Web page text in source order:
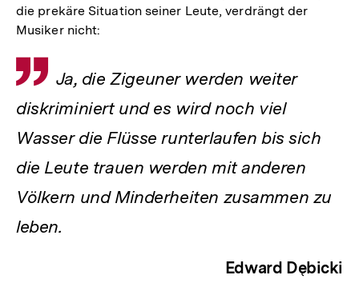
die prekäre Situation seiner Leute, verdrängt der
Musiker nicht:
Zitat
Ja, die Zigeuner werden weiter
diskriminiert und es wird noch viel
Wasser die Flüsse runterlaufen bis sich
die Leute trauen werden mit anderen
Völkern und Minderheiten zusammen zu
leben.
Edward Dębicki